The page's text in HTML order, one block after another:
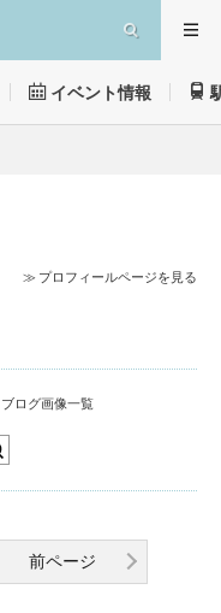
イベント情報
≫ プロフィールページを見る
ブログ画像一覧
前ページ